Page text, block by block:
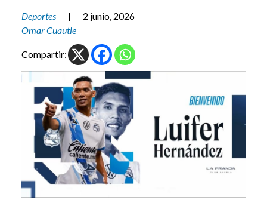
Deportes |
2 junio, 2026
Omar Cuautle
Compartir: